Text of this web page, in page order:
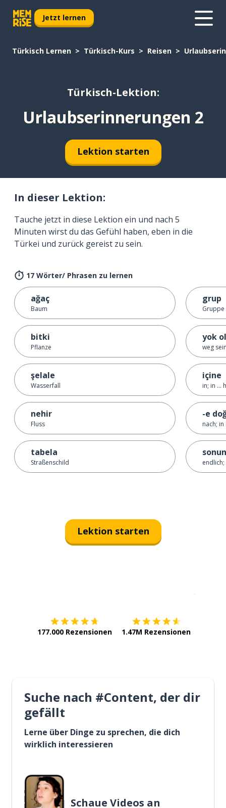
Jetzt lernen
Türkisch Lernen Türkisch-Kurs Reisen
Türkisch-Lektion:
Urlaubserinnerungen 2
Lektion starten
In dieser Lektion:
Tauche jetzt in diese Lektion ein und nach 5
Minuten wirst du das Gefühl haben, eben in die
Türkei und zurück gereist zu sein.
17 Wörter/ Phrasen zu lernen
ağaç
Baum
bitki
Pflanze
şelale
Wasserfall
nehir
Fluss
tabela
Straßenschild
grup
Gruppe
yok
weg
içine
in; in ...
-e
nach; in
Lektion starten
177.000 Rezensionen 1.47M Rezensionen
Suche nach #Content, der dir
gefällt
Lerne über Dinge zu sprechen, die dich
wirklich interessieren
Schaue Videos an